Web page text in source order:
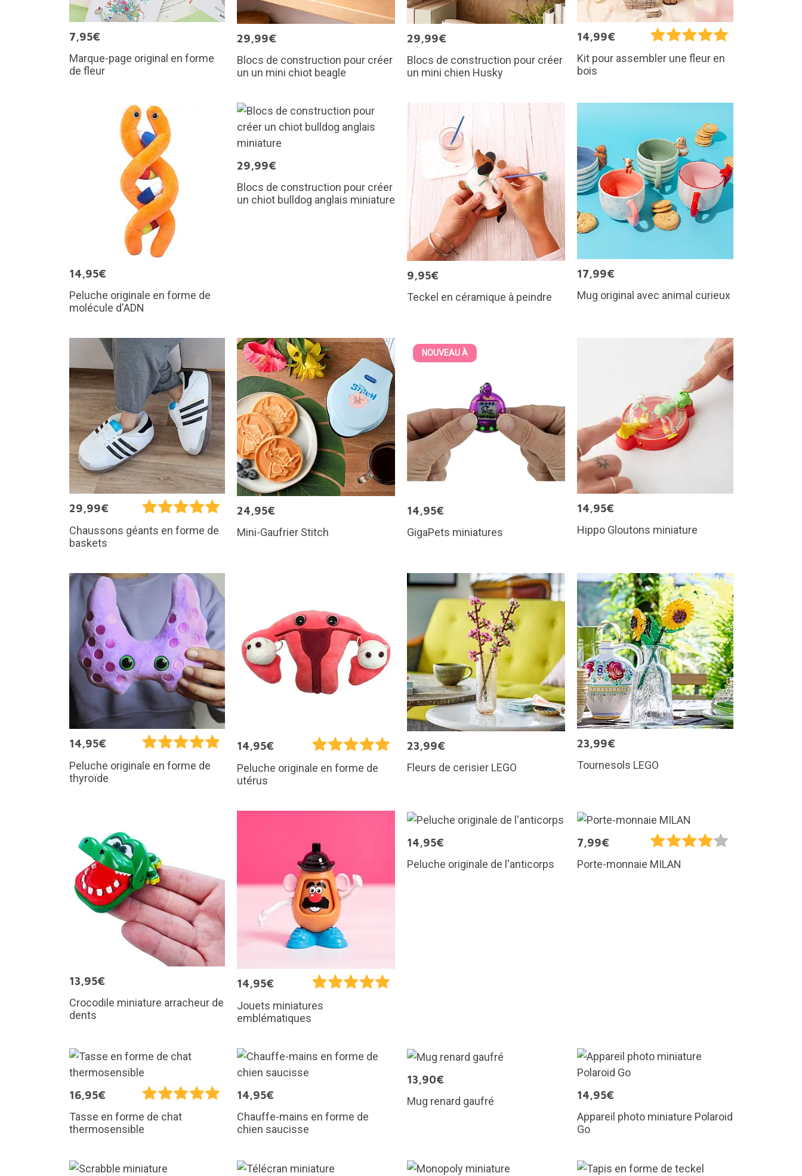
7,95€
Marque-page original en forme
de fleur
29,99€
Blocs de construction pour créer
un un mini chiot beagle
29,99€
Blocs de construction pour créer
un mini chien Husky
14,99€
Kit pour assembler une fleur en
bois
14,95€
Peluche originale en forme de
molécule d'ADN
29,99€
Blocs de construction pour créer
un chiot bulldog anglais miniature
9,95€
Teckel en céramique à peindre
17,99€
Mug original avec animal curieux
29,99€
Chaussons géants en forme de
baskets
24,95€
Mini-Gaufrier Stitch
NOUVEAU À
14,95€
GigaPets miniatures
14,95€
Hippo Gloutons miniature
14,95€
Peluche originale en forme de
thyroïde
14,95€
Peluche originale en forme de
utérus
23,99€
Fleurs de cerisier LEGO
23,99€
Tournesols LEGO
13,95€
Crocodile miniature arracheur de
dents
14,95€
Jouets miniatures
emblématiques
14,95€
Peluche originale de l'anticorps
7,99€
Porte-monnaie MILAN
16,95€
Tasse en forme de chat
thermosensible
14,95€
Chauffe-mains en forme de
chien saucisse
13,90€
Mug renard gaufré
14,95€
Appareil photo miniature Polaroid
Go